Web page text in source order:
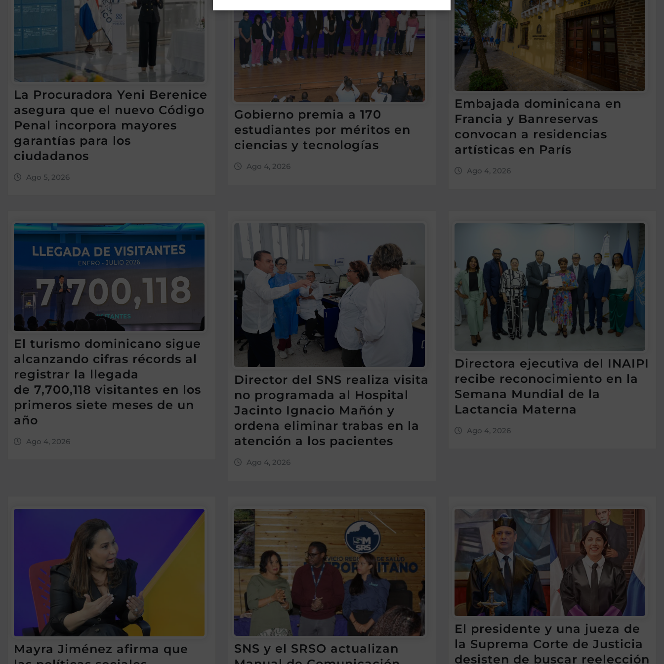
La Procuradora Yeni Berenice
asegura que el nuevo Código
Penal incorpora mayores
garantías para los
ciudadanos
Ago 5, 2026
Gobierno premia a 170
estudiantes por méritos en
ciencias y tecnologías
Ago 4, 2026
Embajada dominicana en
Francia y Banreservas
convocan a residencias
artísticas en París
Ago 4, 2026
El turismo dominicano sigue
alcanzando cifras récords al
registrar la llegada
de 7,700,118 visitantes en los
primeros siete meses de un
año
Ago 4, 2026
Director del SNS realiza visita
no programada al Hospital
Jacinto Ignacio Mañón y
ordena eliminar trabas en la
atención a los pacientes
Ago 4, 2026
Directora ejecutiva del INAIPI
recibe reconocimiento en la
Semana Mundial de la
Lactancia Materna
Ago 4, 2026
Mayra Jiménez afirma que
SNS y el SRSO actualizan
El presidente y una jueza de
la Suprema Corte de Justicia
desisten de buscar reelección